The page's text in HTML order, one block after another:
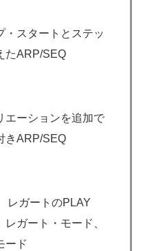
・スタートとステッ
たARP/SEQ
エーションを追加で
きARP/SEQ
レガートのPLAY
ガート・モード、
ード